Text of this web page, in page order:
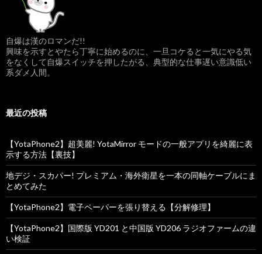
ョ
ン
自爆は漢のロマンだ!!
興味を示すとやたら丁寧に始めるのに、一旦コケると一気にやる気
をなくして自爆スイッチを押したがる、典型的な仕事遅い意識低い
系ダメ人間。
最近の投稿
【YotaPhone2】超美麗! YotaMirror モードの一般アプリを綺麗に表
示する方法【裏技】
地デジ・スカパー! プレミアム・海外衛星を一本の同軸ケーブルにま
とめてみた
【YotaPhone2】電子ペーパーを張り替える【分解修理】
【YotaPhone2】国際版 YD201 と中国版 YD206 ラジオファームの違
い検証